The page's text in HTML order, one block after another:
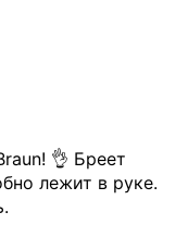
👌 Бреет
лежит в руке.